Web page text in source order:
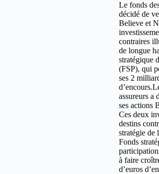
Le fonds
décidé de
Believe et
contraires
de longue
stratégique
(FSP), qui
ses 2
assureurs a
ses actions
Ces deux
destins
stratégie de
Fonds
à faire
d’euros